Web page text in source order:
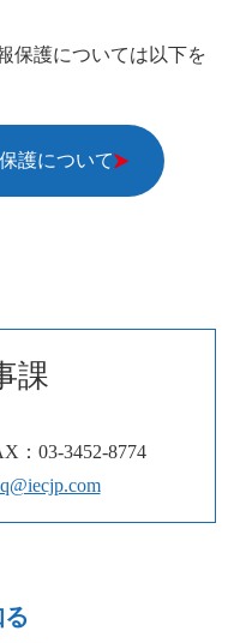
保護については以下を
護について
課
：03-3452-8774